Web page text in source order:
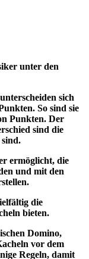
unter den
sich
So sind sie
Punkten. Der
sind die
sind.
ermöglicht, die
und mit den
die
bieten.
Domino,
vor dem
Regeln, damit